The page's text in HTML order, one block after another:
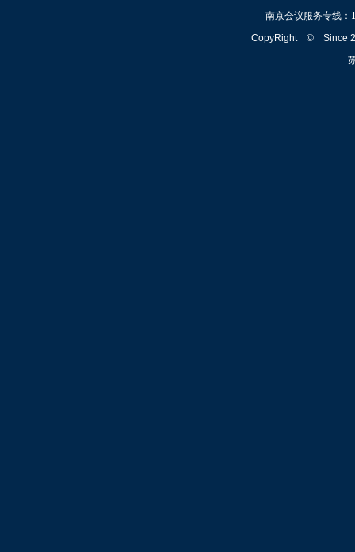
南京会议服务专线：
CopyRight © Since